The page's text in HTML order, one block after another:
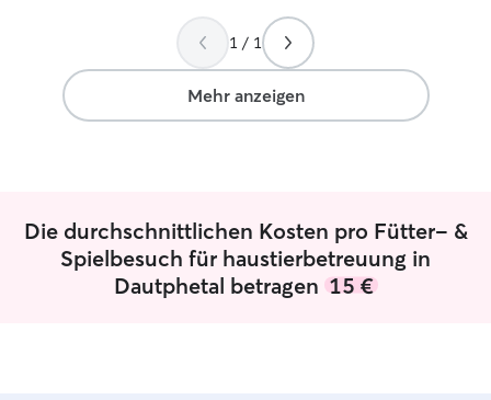
der Tiere statt, Tag und Nacht,
deutschlandweit. Ich habe den
Sachkundenachweis Hund nach
Paragraph 11 Tierschutzgesetz und
nehme regelmäßig an Erste-Hilfe-
hauptsächlich Katzen, aber auch Hunde,
Kleintiere u.a. Dadurch kann ich mir viel
Zeit für eine liebevolle und umfängliche
Betreuung nehmen. Ich betreue Katzen
passender
spontane
Betreuung passt auch. Ich
zu nutzen.
1 / 1
Mehr anzeigen
Die durchschnittlichen Kosten pro Fütter- &
Spielbesuch für haustierbetreuung in
Dautphetal betragen 15 €